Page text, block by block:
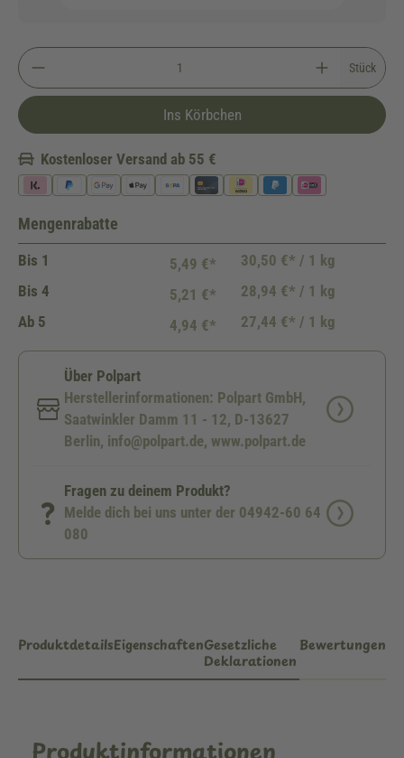
Stück
Ins Körbchen
Kostenloser Versand ab 55 €
Mengenrabatte
Bis 1 5,49 €*
30,50 €* / 1 kg
Bis 4 5,21 €*
28,94 €* / 1 kg
Ab 5 4,94 €* 27,44 €* / 1 kg
Über Polpart
Herstellerinformationen: Polpart GmbH,
Saatwinkler Damm 11 - 12, D-13627
Berlin, info@polpart.de, www.polpart.de
Fragen zu deinem Produkt?
Melde dich bei uns unter der 04942-60 64
080
ProduktdetailsEigenschaftenGesetzliche
Deklarationen
Bewertungen
Produktinformationen